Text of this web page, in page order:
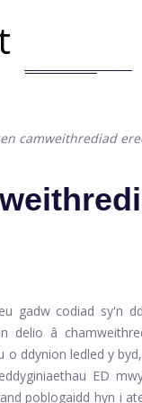
camweithrediad
gadw codiad sy'n
delio â
ddynion ledled y
ED
poblogaidd hyn i